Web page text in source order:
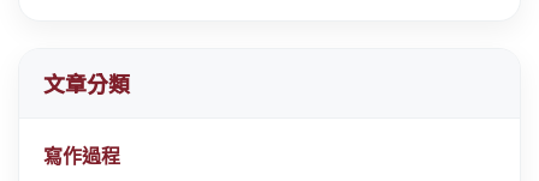
文章分類
寫作過程